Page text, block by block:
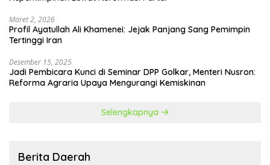
Maret 2, 2026
Profil Ayatullah Ali Khamenei: Jejak Panjang Sang Pemimpin
Tertinggi Iran
Desember 15, 2025
Jadi Pembicara Kunci di Seminar DPP Golkar, Menteri Nusron:
Reforma Agraria Upaya Mengurangi Kemiskinan
Selengkapnya
Berita Daerah